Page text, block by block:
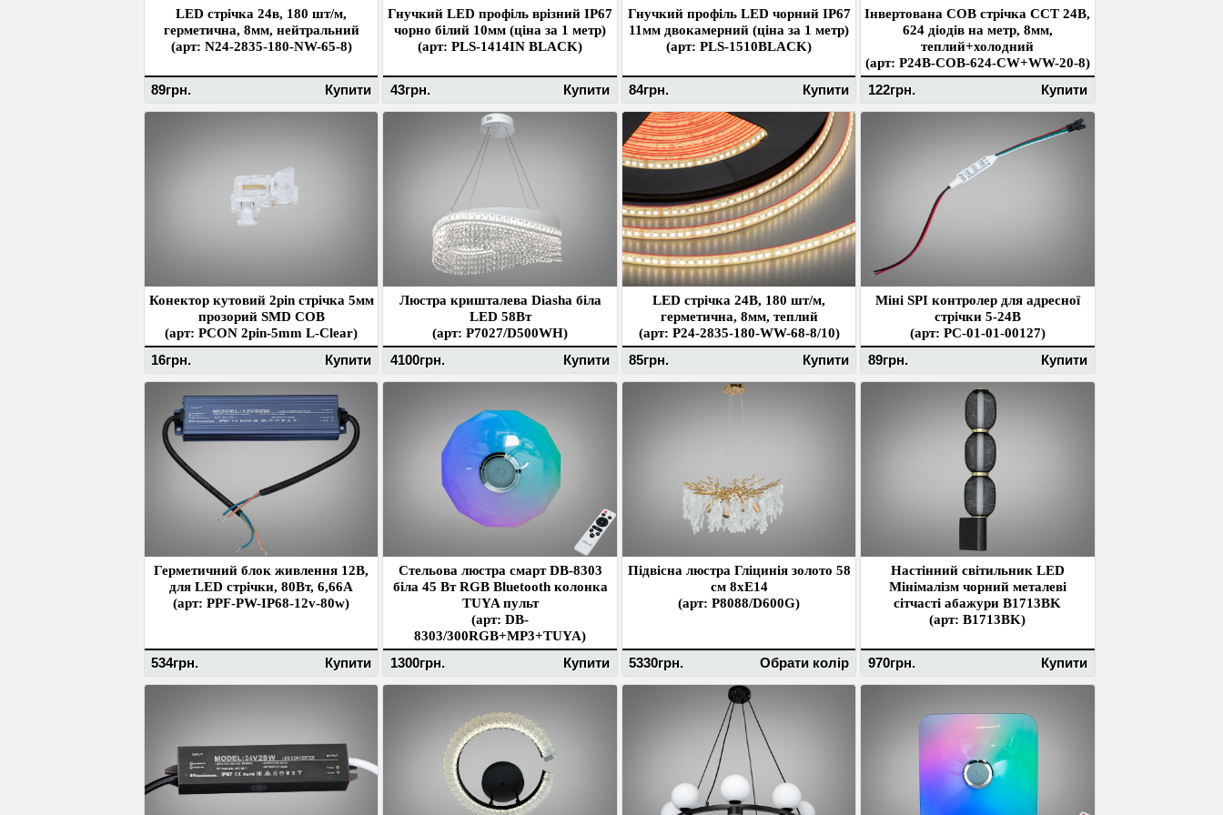
LED стрічка 24в, 180 шт/м,
герметична, 8мм, нейтральний
(арт: N24-2835-180-NW-65-8)
89грн. Купити
Гнучкий LED профіль врізний IP67
чорно білий 10мм (ціна за 1 метр)
(арт: PLS-1414IN BLACK)
43грн. Купити
Гнучкий профіль LED чорний IP67
11мм двокамерний (ціна за 1 метр)
(арт: PLS-1510BLACK)
84грн. Купити
Інвертована COB стрічка CCT 24В,
624 діодів на метр, 8мм,
теплий+холодний
(арт: P24B-COB-624-CW+WW-20-8)
122грн. Купити
Конектор кутовий 2pin стрічка 5мм
прозорий SMD COB
(арт: PCON 2pin-5mm L-Clear)
16грн. Купити
Люстра кришталева Diasha біла
LED 58Вт
(арт: P7027/D500WH)
4100грн. Купити
LED стрічка 24В, 180 шт/м,
герметична, 8мм, теплий
(арт: P24-2835-180-WW-68-8/10)
85грн. Купити
Міні SPI контролер для адресної
стрічки 5-24В
(арт: PC-01-01-00127)
89грн. Купити
Герметичний блок живлення 12В,
для LED стрічки, 80Вт, 6,66А
(арт: PPF-PW-IP68-12v-80w)
534грн. Купити
Стельова люстра смарт DB-8303
біла 45 Вт RGB Bluetooth колонка
TUYA пульт
(арт: DB-
8303/300RGB+MP3+TUYA)
1300грн. Купити
Підвісна люстра Гліцинія золото 58
см 8xE14
(арт: P8088/D600G)
5330грн. Обрати колір
Настінний світильник LED
Мінімалізм чорний металеві
сітчасті абажури B1713BK
(арт: B1713BK)
970грн. Купити